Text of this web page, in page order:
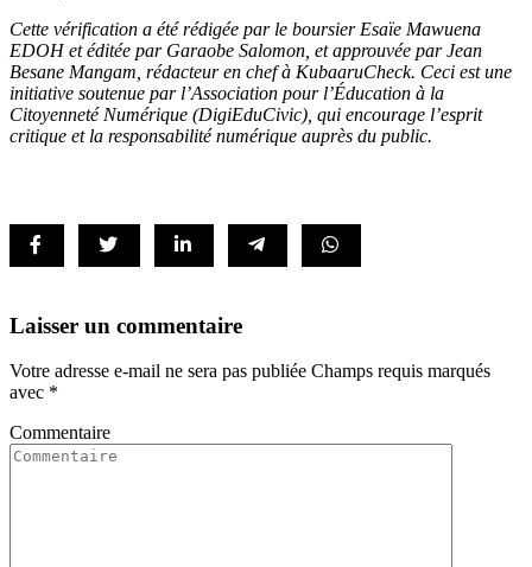
Cette vérification a été rédigée par le boursier Esaïe Mawuena
EDOH et éditée par Garaobe Salomon, et approuvée par Jean
Besane Mangam, rédacteur en chef à KubaaruCheck. Ceci est une
initiative soutenue par l’Association pour l’Éducation à la
Citoyenneté Numérique (DigiEduCivic), qui encourage l’esprit
critique et la responsabilité numérique auprès du public.
Laisser un commentaire
Votre adresse e-mail ne sera pas publiée Champs requis marqués
avec *
Commentaire